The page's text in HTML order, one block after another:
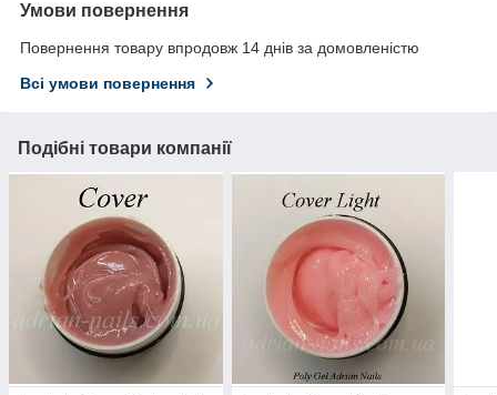
Умови повернення
Повернення товару впродовж 14 днів за домовленістю
Всі умови повернення
Подібні товари компанії